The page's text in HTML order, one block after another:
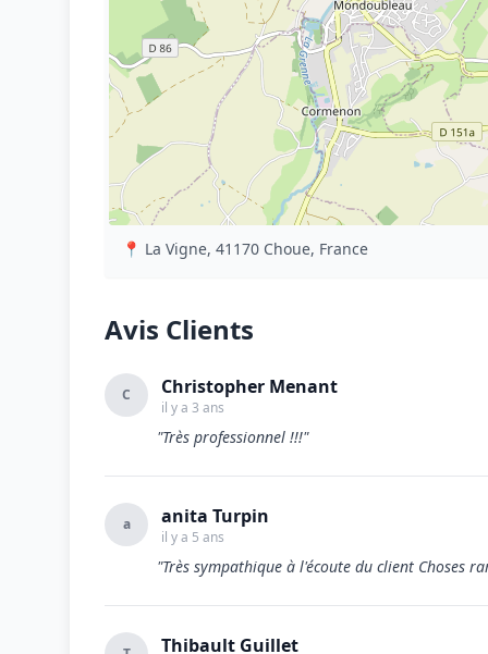
📍 La Vigne, 41170 Choue, France
Avis Clients
C Christopher Menant
il y a 3 ans
"Très professionnel !!!"
a anita Turpin
il y a 5 ans
"Très sympathique à l'écoute du client Choses
Thibault Guillet